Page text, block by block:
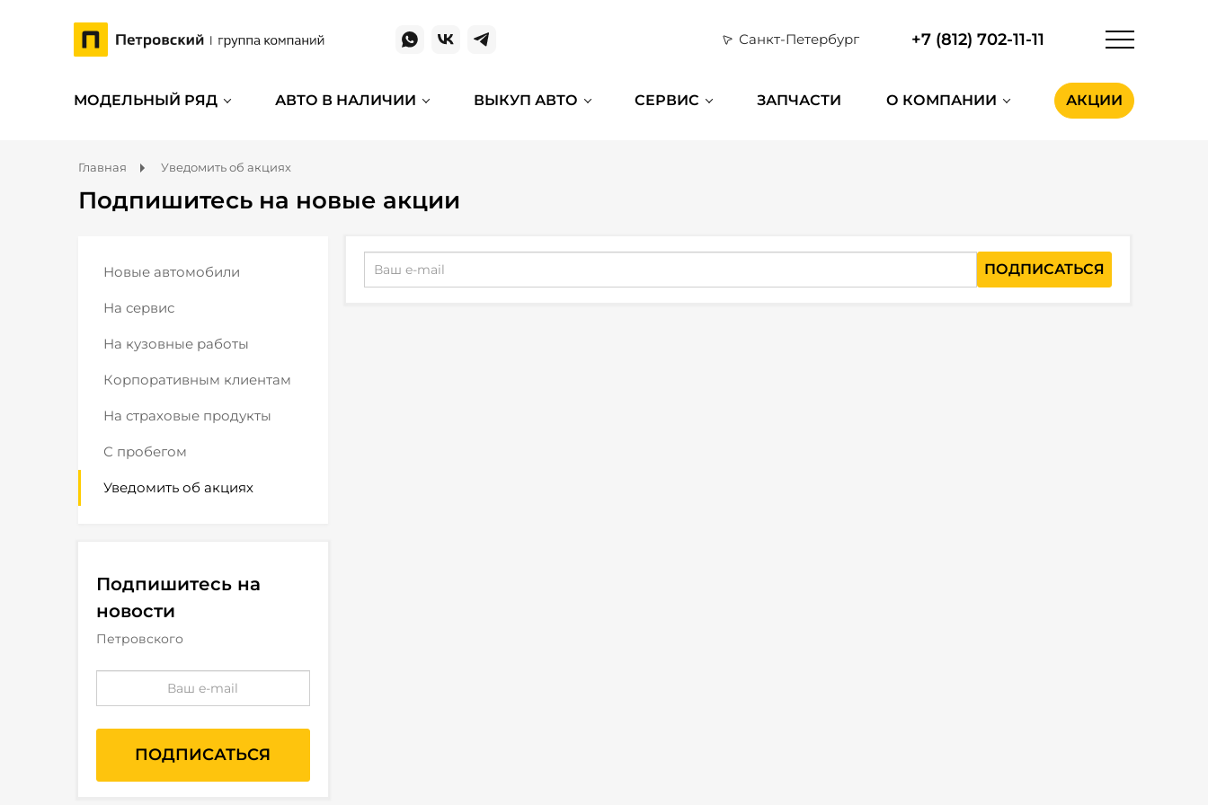
Санкт-Петербург +7 (812) 702-11-11
МОДЕЛЬНЫЙ РЯД АВТО В НАЛИЧИИ ВЫКУП АВТО СЕРВИС ЗАПЧАСТИ О КОМПАНИИ АКЦИИ
Главная Уведомить об акциях
Подпишитесь на новые акции
Новые автомобили
На сервис
На кузовные работы
Корпоративным клиентам
На страховые продукты
С пробегом
Уведомить об акциях
Подпишитесь на
новости
Петровского